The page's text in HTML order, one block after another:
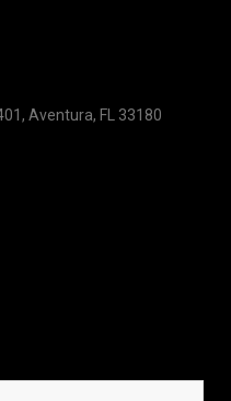
Aventura, FL 33180